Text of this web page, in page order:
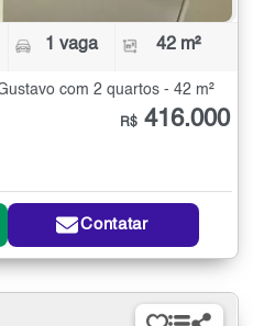
1 vaga 42 m²
com 2 quartos - 42 m²
R$ 416.000
Contatar